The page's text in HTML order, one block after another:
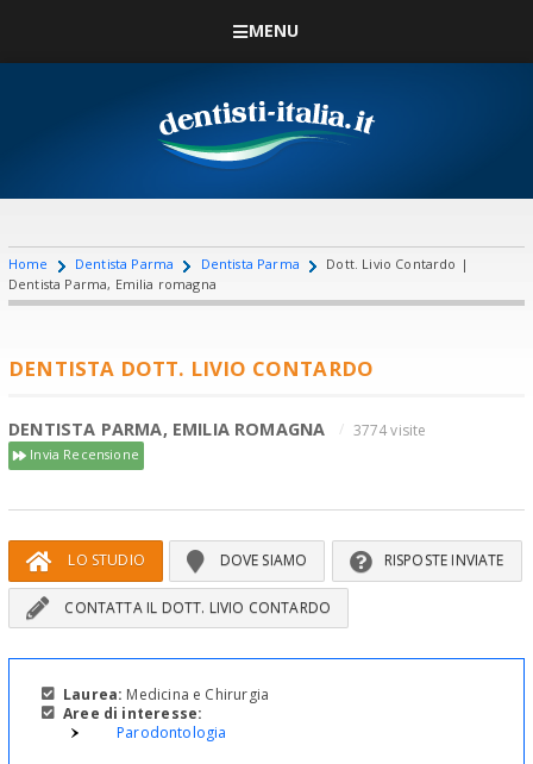
MENU
Home Dentista Parma Dentista Parma
Dott. Livio Contardo |
Dentista Parma, Emilia romagna
DENTISTA DOTT. LIVIO CONTARDO
DENTISTA PARMA, EMILIA ROMAGNA 3774 visite
Invia Recensione
LO STUDIO DOVE SIAMO RISPOSTE INVIATE
CONTATTA IL DOTT. LIVIO CONTARDO
Laurea: Medicina e Chirurgia
Aree di interesse:
Parodontologia